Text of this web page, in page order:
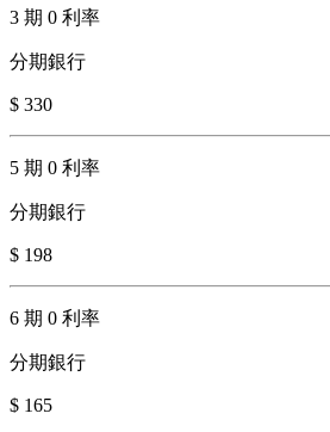
3 期 0 利率
分期銀行
$ 330
5 期 0 利率
分期銀行
$ 198
6 期 0 利率
分期銀行
$ 165